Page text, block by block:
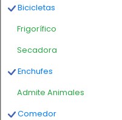
Bicicletas
Frigorífico
Secadora
Enchufes
Admite Animales
Comedor